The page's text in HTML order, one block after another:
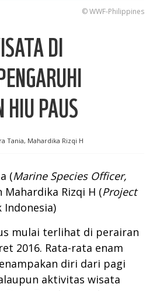
© WWF-Philippines
DI
HIU PAUS
Tania, Mahardika Rizqi H
(Marine Species Officer,
Mahardika Rizqi H (Project
Indonesia)
mulai terlihat di perairan
2016. Rata-rata enam
diri dari pagi
aktivitas wisata